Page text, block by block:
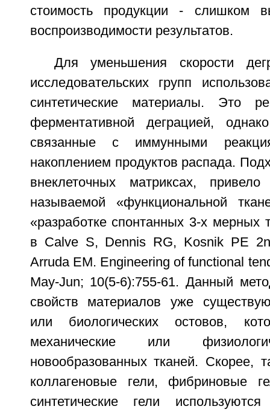
стоимость продукции - слишком
воспроизводимости результатов.
Для уменьшения скорости
исследовательских групп
синтетические материалы. Это
ферментативной деграцией,
связанные с иммунными
накоплением продуктов распада.
внеклеточных матриксах,
называемой «функциональной
«разработке спонтанных 3-х мерных
в Calve S, Dennis RG, Kosnik РЕ
Arruda ЕМ. Engineering of functional
May-Jun; 10(5-6):755-61. Данный
свойств материалов уже
или биологических остовов,
механические или
новообразованных тканей. Скорее,
коллагеновые гели, фибриновые
синтетические гели